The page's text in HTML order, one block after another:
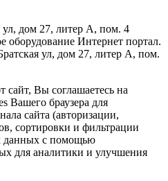
ул, дом 27, литер А, пом. 4
Интернет портал.
ул, дом 27, литер А, пом.
сайт, Вы соглашаетесь на
Вашего браузера для
сайта (авторизации,
сортировки и фильтрации
данных с помощью
для аналитики и улучшения